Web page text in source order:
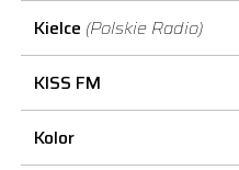
Kielce (Polskie Radio)
KISS FM
Kolor